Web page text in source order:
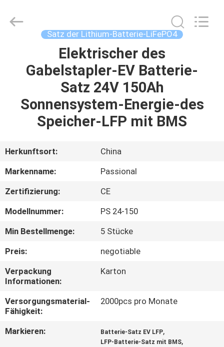
PRODUKTE
FABRIK-
QUALITÄTSKONTROLLE
TRETEN
SIE
MIT
UNS
IN
VERBINDUNG
Ltd..
Satz der Lithium-Batterie-LiFePO4
Elektrischer des
Gabelstapler-EV Batterie-
Satz 24V 150Ah
Sonnensystem-Energie-des
Speicher-LFP mit BMS
Herkunftsort:
China
Markenname:
Passional
Zertifizierung:
CE
Modellnummer:
PS 24-150
Min Bestellmenge:
5 Stücke
Preis:
negotiable
Verpackung
Informationen:
Karton
Versorgungsmaterial-
Fähigkeit:
2000pcs pro Monate
Markieren: Batterie-Satz EV LFP,
LFP-Batterie-Satz mit BMS,